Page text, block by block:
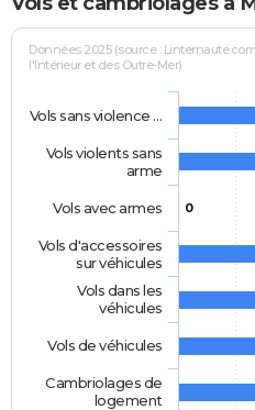
Données 2025 (source :
l'Intérieur et des Outre-Mer)
0
Vols sans violence …
Vols violents sans
arme
Vols avec armes
Vols d'accessoires
sur véhicules
Vols dans les
véhicules
Vols de véhicules
Cambriolages de
logement